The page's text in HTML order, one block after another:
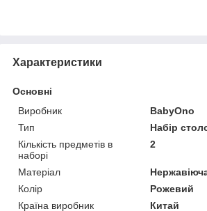
Характеристики
Основні
Виробник
BabyOno
Тип
Набір
Кількість предметів в
наборі
2
Матеріал
Колір
Рожевий
Країна виробник
Китай